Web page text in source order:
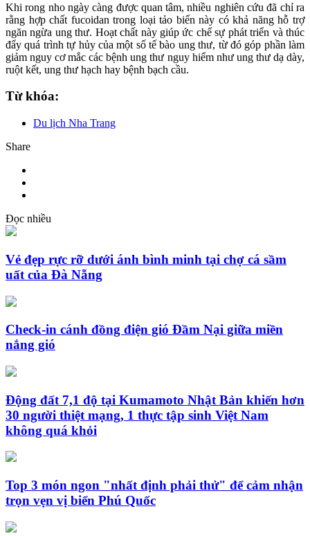
Khi rong nho ngày càng được quan tâm, nhiều nghiên cứu đã chỉ ra
rằng hợp chất fucoidan trong loại tảo biển này có khả năng hỗ trợ
ngăn ngừa ung thư. Hoạt chất này giúp ức chế sự phát triển và thúc
đẩy quá trình tự hủy của một số tế bào ung thư, từ đó góp phần làm
giảm nguy cơ mắc các bệnh ung thư nguy hiểm như ung thư dạ dày,
ruột kết, ung thư hạch hay bệnh bạch cầu.
Từ khóa:
Du lịch Nha Trang
Share
Đọc nhiều
Vẻ đẹp rực rỡ dưới ánh bình minh tại chợ cá sầm
uất của Đà Nẵng
Check-in cánh đồng điện gió Đầm Nại giữa miền
nắng gió
Động đất 7,1 độ tại Kumamoto Nhật Bản khiến hơn
30 người thiệt mạng, 1 thực tập sinh Việt Nam
không quá khỏi
Top 3 món ngon "nhất định phải thử" để cảm nhận
trọn vẹn vị biển Phú Quốc